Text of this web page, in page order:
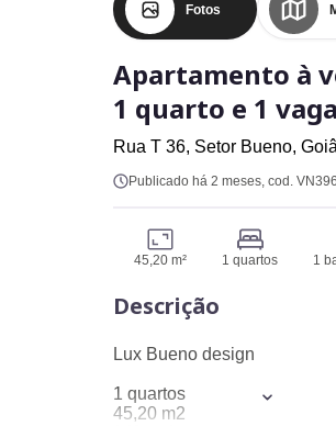
Fotos
Apartamento à
1 quarto e 1 vaga
Rua T 36, Setor Bueno,
Publicado há 2 meses, cod.
45,20 m² 1 quartos 1
Descrição
Lux Bueno design
1 quartos
45,20 m2